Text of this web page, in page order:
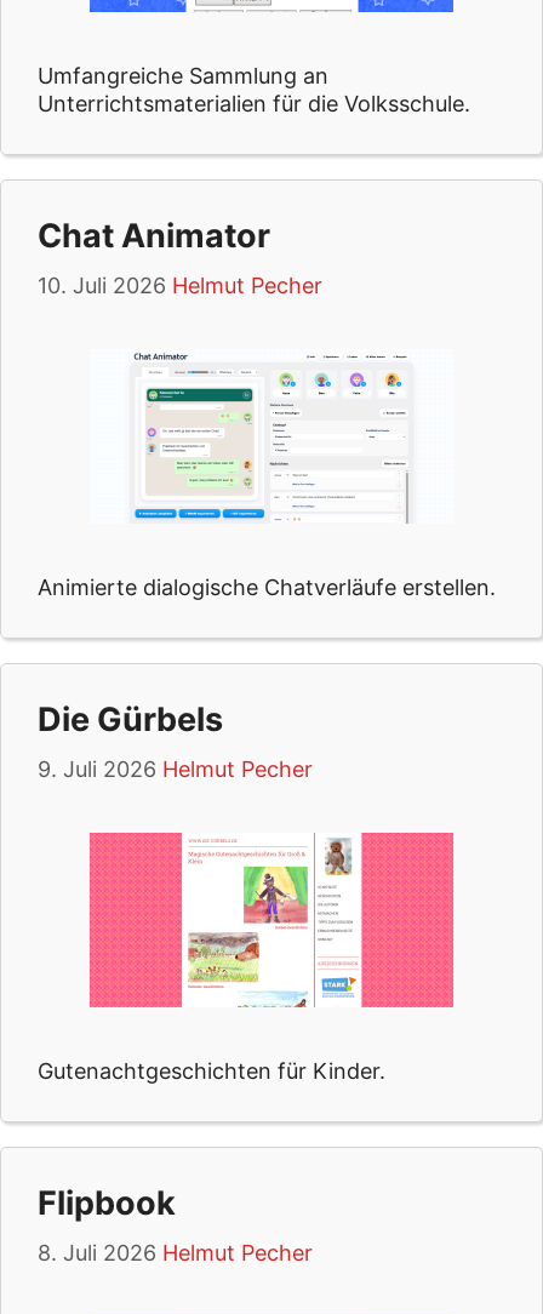
Umfangreiche Sammlung an
Unterrichtsmaterialien für die Volksschule.
Chat Animator
10. Juli 2026 Helmut Pecher
Animierte dialogische Chatverläufe erstellen.
Die Gürbels
9. Juli 2026 Helmut Pecher
Gutenachtgeschichten für Kinder.
Flipbook
8. Juli 2026 Helmut Pecher